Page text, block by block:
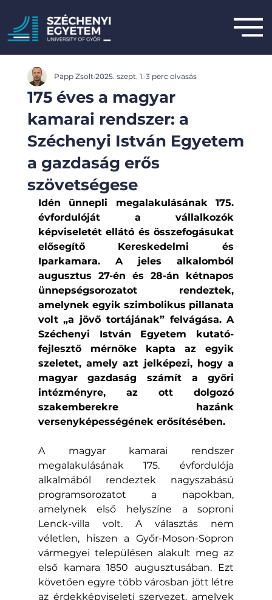
175 éves a magyar
kamarai rendszer: a
Széchenyi István Egyetem
a gazdaság erős
szövetségese
Papp Zsolt 2025. szept. 1. 3 perc olvasás
Idén ünnepli megalakulásának 175.
évfordulóját a vállalkozók
képviseletét ellátó és összefogásukat
elősegítő Kereskedelmi és
Iparkamara. A jeles alkalomból
augusztus 27-én és 28-án kétnapos
ünnepségsorozatot rendeztek,
amelynek egyik szimbolikus pillanata
volt „a jövő tortájának” felvágása. A
Széchenyi István Egyetem kutató-
fejlesztő mérnöke kapta az egyik
szeletet, amely azt jelképezi, hogy a
magyar gazdaság számít a győri
intézményre, az ott dolgozó
szakemberekre hazánk
versenyképességének erősítésében.
A magyar kamarai rendszer
megalakulásának 175. évfordulója
alkalmából rendeztek nagyszabású
programsorozatot a napokban,
amelynek első helyszíne a soproni
Lenck-villa volt. A választás nem
véletlen, hiszen a Győr-Moson-Sopron
vármegyei településen alakult meg az
első kamara 1850 augusztusában. Ezt
követően egyre több városban jött létre
az érdekképviseleti szervezet, amelyek